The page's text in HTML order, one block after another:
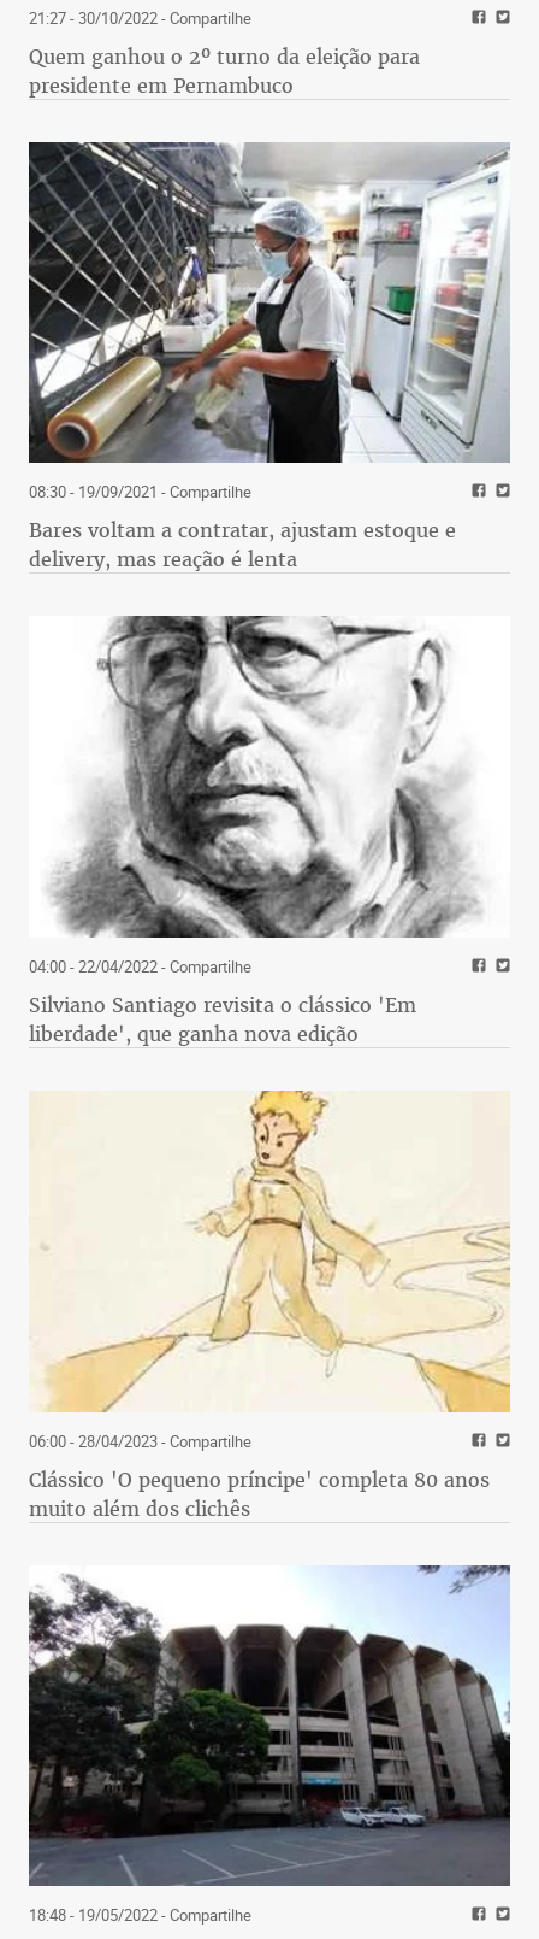
21:27 - 30/10/2022- Compartilhe
Quem ganhou o 2º turno da eleição para
presidente em Pernambuco
08:30 - 19/09/2021 - Compartilhe
Bares voltam a contratar, ajustam estoque e
delivery, mas reação é lenta
04:00 - 22/04/2022- Compartilhe
Silviano Santiago revisita o clássico 'Em
liberdade', que ganha nova edição
06:00 - 28/04/2023- Compartilhe
Clássico 'O pequeno príncipe' completa 80 anos
muito além dos clichês
18:48 - 19/05/2022- Compartilhe